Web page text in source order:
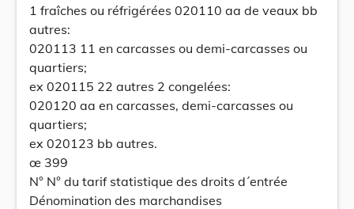
1 fraîches ou réfrigérées 020110 aa de veaux bb
autres:
020113 11 en carcasses ou demi-carcasses ou
quartiers;
ex 020115 22 autres 2 congelées:
020120 aa en carcasses, demi-carcasses ou
quartiers;
ex 020123 bb autres.
œ 399
N° N° du tarif statistique des droits d´entrée
Dénomination des marchandises